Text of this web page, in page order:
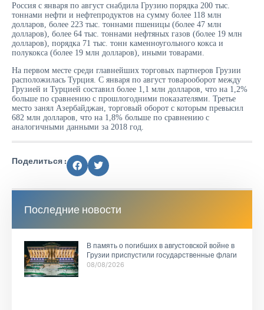
Россия с января по август снабдила Грузию порядка 200 тыс.
тоннами нефти и нефтепродуктов на сумму более 118 млн
долларов, более 223 тыс. тоннами пшеницы (более 47 млн
долларов), более 64 тыс. тоннами нефтяных газов (более 19 млн
долларов), порядка 71 тыс. тонн каменноугольного кокса и
полукокса (более 19 млн долларов), иными товарами.
На первом месте среди главнейших торговых партнеров Грузии
расположилась Турция. С января по август товарооборот между
Грузией и Турцией составил более 1,1 млн долларов, что на 1,2%
больше по сравнению с прошлогодними показателями. Третье
место занял Азербайджан, торговый оборот с которым превысил
682 млн долларов, что на 1,8% больше по сравнению с
аналогичными данными за 2018 год.
Поделиться :
Последние новости
В память о погибших в августовской войне в
Грузии приспустили государственные флаги
08/08/2026